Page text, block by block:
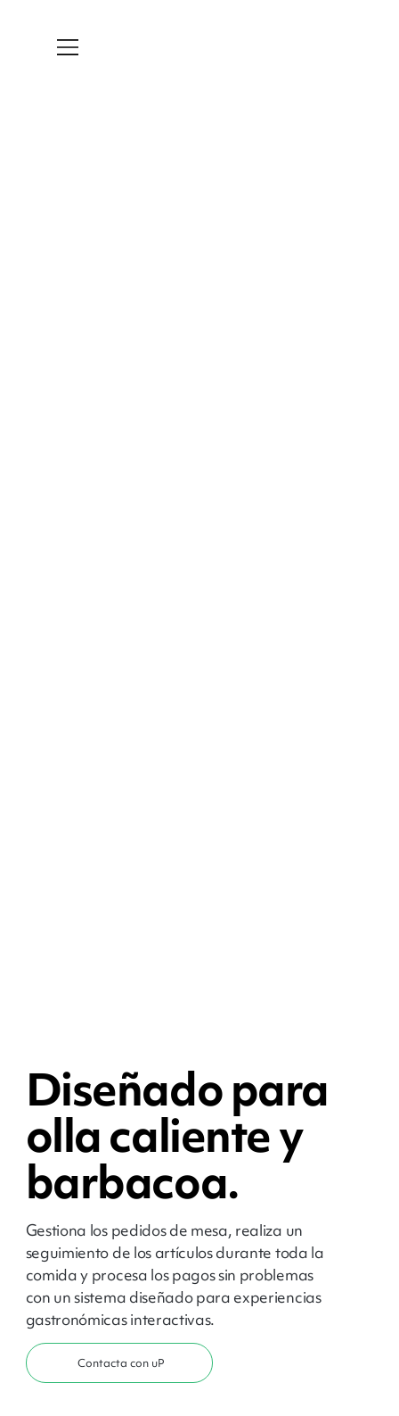
Diseñado para
olla caliente y
barbacoa.
Gestiona los pedidos de mesa, realiza un
seguimiento de los artículos durante toda la
comida y procesa los pagos sin problemas
con un sistema diseñado para experiencias
gastronómicas interactivas.
Contacta con uP